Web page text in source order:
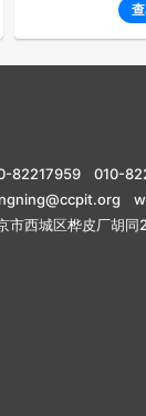
82217959 010-
市西城区桦皮厂胡同